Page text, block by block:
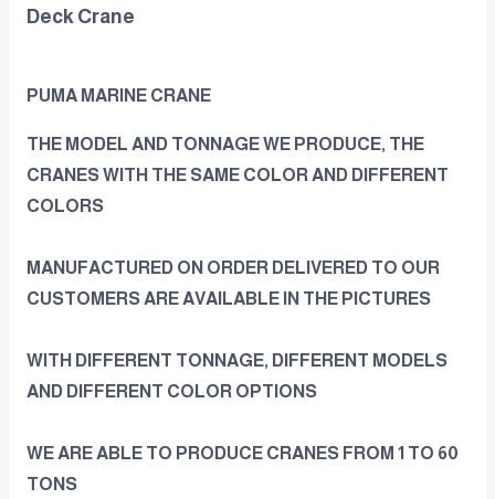
Deck Crane
PUMA MARINE CRANE
THE MODEL AND TONNAGE WE PRODUCE, THE
CRANES WITH THE SAME COLOR AND DIFFERENT
COLORS
MANUFACTURED ON ORDER DELIVERED TO OUR
CUSTOMERS ARE AVAILABLE IN THE PICTURES
WITH DIFFERENT TONNAGE, DIFFERENT MODELS
AND DIFFERENT COLOR OPTIONS
WE ARE ABLE TO PRODUCE CRANES FROM 1 TO 60
TONS